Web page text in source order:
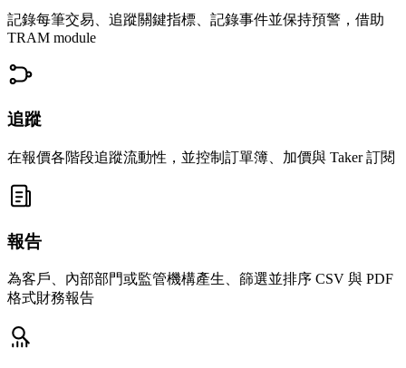
記錄每筆交易、追蹤關鍵指標、記錄事件並保持預警，借助
TRAM module
追蹤
在報價各階段追蹤流動性，並控制訂單簿、加價與 Taker 訂閱
報告
為客戶、內部部門或監管機構產生、篩選並排序 CSV 與 PDF
格式財務報告